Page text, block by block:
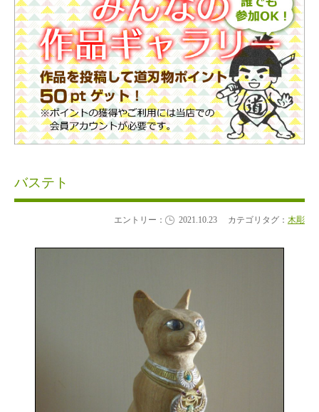
バステト
エントリー： 2021.10.23 カテゴリタグ： 木彫